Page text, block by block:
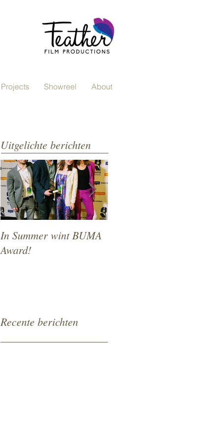
Projects Showreel About
Uitgelichte berichten
In Summer wint BUMA
Award!
Recente berichten